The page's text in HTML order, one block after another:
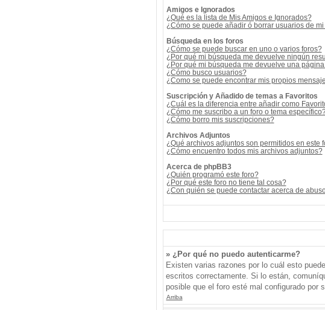
Amigos e Ignorados
¿Qué es la lista de Mis Amigos e Ignorados?
¿Cómo se puede añadir ó borrar usuarios de
Búsqueda en los foros
¿Cómo se puede buscar en uno o varios foros?
¿Por qué mi búsqueda me devuelve ningún
¿Por qué mi búsqueda me devuelve una
¿Cómo busco usuarios?
¿Como se puede encontrar mis propios
Suscripción y Añadido de temas a Favoritos
¿Cuál es la diferencia entre añadir como
¿Cómo me suscribo a un foro o tema
¿Cómo borro mis suscripciones?
Archivos Adjuntos
¿Qué archivos adjuntos son permitidos en este
¿Cómo encuentro todos mis archivos adjuntos?
Acerca de phpBB3
¿Quién programó este foro?
¿Por qué este foro no tiene tal cosa?
¿Con quién se puede contactar acerca de
» ¿Por qué no puedo autenticarme?
Existen varias razones por lo cuál esto
escritos correctamente. Si lo están,
posible que el foro esté mal configurado por
Arriba